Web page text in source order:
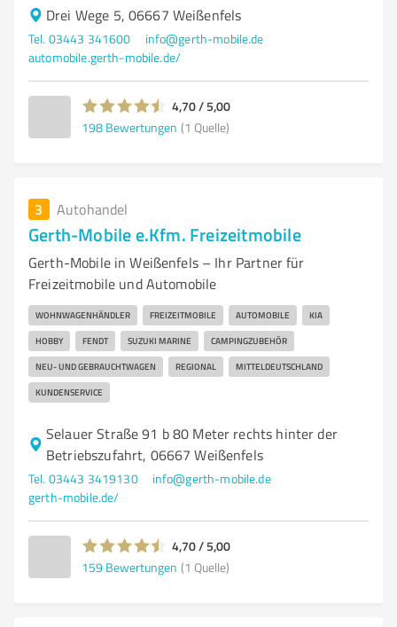
Drei Wege 5, 06667 Weißenfels
Tel. 03443 341600
info@gerth-mobile.de
automobile.gerth-mobile.de/
4,70 / 5,00
198 Bewertungen (1 Quelle)
3 Autohandel
Gerth-Mobile e.Kfm. Freizeitmobile
Gerth-Mobile in Weißenfels – Ihr Partner für
Freizeitmobile und Automobile
WOHNWAGENHÄNDLER FREIZEITMOBILE AUTOMOBILE KIA
HOBBY FENDT SUZUKI MARINE CAMPINGZUBEHÖR
NEU- UND GEBRAUCHTWAGEN REGIONAL MITTELDEUTSCHLAND
KUNDENSERVICE
Selauer Straße 91 b 80 Meter rechts hinter der
Betriebszufahrt, 06667 Weißenfels
Tel. 03443 3419130
info@gerth-mobile.de
gerth-mobile.de/
4,70 / 5,00
159 Bewertungen (1 Quelle)